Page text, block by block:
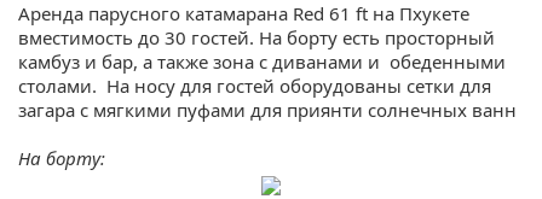
Аренда парусного катамарана Red 61 ft на Пхукете
вместимость до 30 гостей. На борту есть просторный
камбуз и бар, а также зона с диванами и обеденными
столами. На носу для гостей оборудованы сетки для
загара с мягкими пуфами для приянти солнечных ванн
На борту: